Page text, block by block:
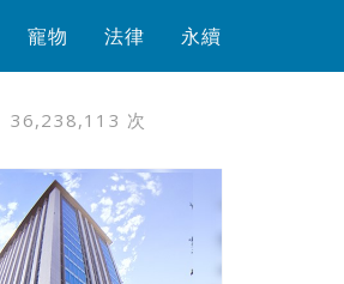
寵物 法律 永續
36,238,113 次